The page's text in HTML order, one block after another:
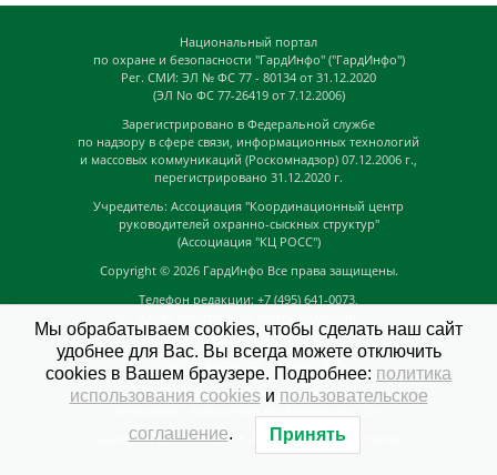
Национальный портал
по охране и безопасности "ГардИнфо" ("ГардИнфо")
Рег. СМИ: ЭЛ № ФС 77 - 80134 от 31.12.2020
(ЭЛ No ФС 77-26419 от 7.12.2006)
Зарегистрировано в Федеральной службе
по надзору в сфере связи, информационных технологий
и массовых коммуникаций (Роскомнадзор) 07.12.2006 г.,
перегистрировано 31.12.2020 г.
Учредитель: Ассоциация "Координационный центр
руководителей охранно-сыскных структур"
(Ассоциация "КЦ РОСС")
Copyright © 2026 ГардИнфо Все права защищены.
Телефон редакции: +7 (495) 641-0073,
news@guardinfo.online
Главный редактор: Кузьмин Д.А.
На сайте могут быть размещены
материалы с возрастным ограничением "16+"
GuardInfo based on Catch Adaptive byCatch Themes
Мы обрабатываем cookies, чтобы сделать наш сайт
удобнее для Вас. Вы всегда можете отключить
cookies в Вашем браузере. Подробнее: политика
использования cookiesи пользовательское
соглашение. Принять